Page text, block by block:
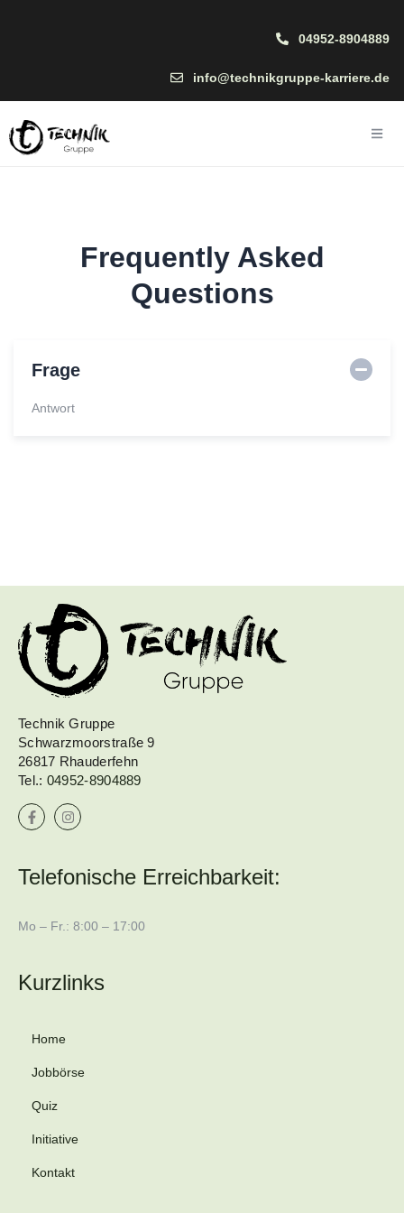
04952-8904889
info@technikgruppe-karriere.de
Frequently Asked
Questions
Frage
Antwort
Technik Gruppe
Schwarzmoorstraße 9
26817 Rhauderfehn
Tel.: 04952-8904889
Telefonische Erreichbarkeit:
Mo – Fr.: 8:00 – 17:00
Kurzlinks
Home
Jobbörse
Quiz
Initiative
Kontakt